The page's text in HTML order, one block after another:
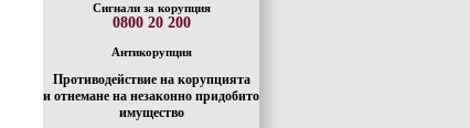
Сигнали за корупция
0800 20 200
Антикорупция
Противодействие на корупцията
и отнемане на незаконно придобито
имущество